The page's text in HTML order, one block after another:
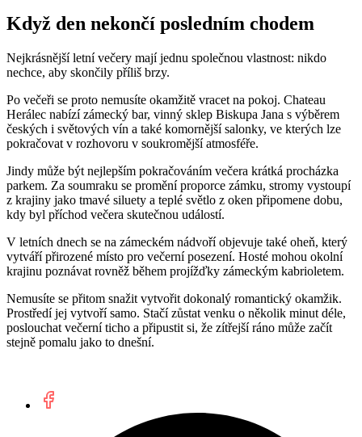
Když den nekončí posledním chodem
Nejkrásnější letní večery mají jednu společnou vlastnost: nikdo
nechce, aby skončily příliš brzy.
Po večeři se proto nemusíte okamžitě vracet na pokoj. Chateau
Herálec nabízí zámecký bar, vinný sklep Biskupa Jana s výběrem
českých i světových vín a také komornější salonky, ve kterých lze
pokračovat v rozhovoru v soukromější atmosféře.
Jindy může být nejlepším pokračováním večera krátká procházka
parkem. Za soumraku se promění proporce zámku, stromy vystoupí
z krajiny jako tmavé siluety a teplé světlo z oken připomene dobu,
kdy byl příchod večera skutečnou událostí.
V letních dnech se na zámeckém nádvoří objevuje také oheň, který
vytváří přirozené místo pro večerní posezení. Hosté mohou okolní
krajinu poznávat rovněž během projížďky zámeckým kabrioletem.
Nemusíte se přitom snažit vytvořit dokonalý romantický okamžik.
Prostředí jej vytvoří samo. Stačí zůstat venku o několik minut déle,
poslouchat večerní ticho a připustit si, že zítřejší ráno může začít
stejně pomalu jako to dnešní.